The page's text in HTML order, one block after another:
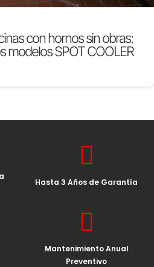
con hornos sin obras:
modelos SPOT COOLER
Hasta 3 Años de Garantía
Mantenimiento Anual
Preventivo